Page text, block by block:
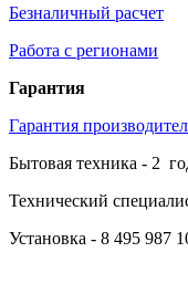
Безналичный расчет
Работа с регионами
Гарантия
Гарантия
Бытовая техника - 2
Технический
Установка - 8 495 987